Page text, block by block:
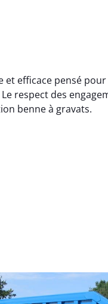
efficace pensé
respect des
benne à gravats.